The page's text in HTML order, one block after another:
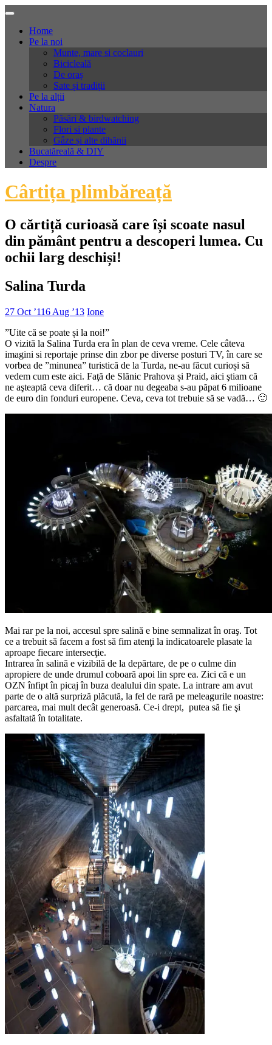
Skip
contentHome
Pe la noi
Munte, mare si coclauri
Bicicleală
De oraș
Sate și tradiții
Pe la alții
Natura
Păsări & birdwatching
Flori si plante
Gâze și alte dihănii
Bucatăreală & DIY
Despre
Cârtița plimbăreață
O cărtiță curioasă care își scoate nasul
din pământ pentru a descoperi lumea. Cu
ochii larg deschiși!
Salina Turda
27 Oct ’116 Aug ’13 Ione
”Uite că se poate și la noi!”
O vizită la Salina Turda era în plan de ceva vreme. Cele câteva
imagini si reportaje prinse din zbor pe diverse posturi TV, în care se
vorbea de ”minunea” turistică de la Turda, ne-au făcut curioși să
vedem cum este aici. Faţă de Slănic Prahova și Praid, aici ştiam că
ne aşteaptă ceva diferit… că doar nu degeaba s-au păpat 6 milioane
de euro din fonduri europene. Ceva, ceva tot trebuie să se vadă… 🙂
Mai rar pe la noi, accesul spre salină e bine semnalizat în oraş. Tot
ce a trebuit să facem a fost să fim atenţi la indicatoarele plasate la
aproape fiecare intersecţie.
Intrarea în salină e vizibilă de la depărtare, de pe o culme din
apropiere de unde drumul coboară apoi lin spre ea. Zici că e un
OZN înfipt în picaj în buza dealului din spate. La intrare am avut
parte de o altă surpriză plăcută, la fel de rară pe meleagurile noastre:
parcarea, mai mult decât generoasă. Ce-i drept, putea să fie şi
asfaltată în totalitate.